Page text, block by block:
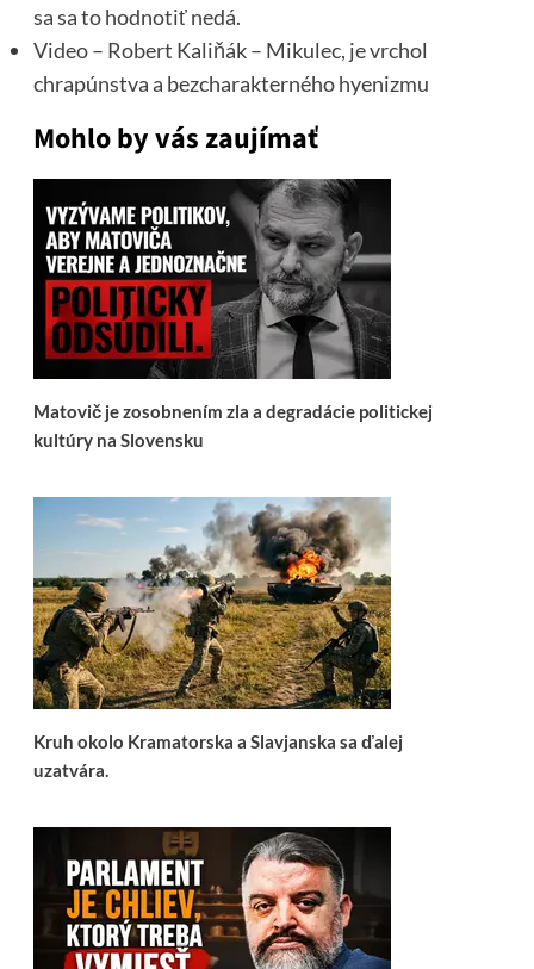
sa sa to hodnotiť nedá.
Video – Robert Kaliňák – Mikulec, je vrchol
chrapúnstva a bezcharakterného hyenizmu
Mohlo by vás zaujímať
Matovič je zosobnením zla a degradácie politickej
kultúry na Slovensku
Kruh okolo Kramatorska a Slavjanska sa ďalej
uzatvára.